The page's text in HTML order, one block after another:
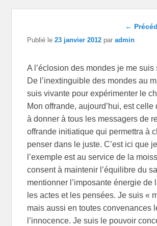
←
Publié le23 janvier 2012 paradmin
A l’éclosion des mondes je me suis
De l’inextinguible des mondes au
suis vivante pour expérimenter le
Mon offrande, aujourd’hui, est celle
à donner à tous les messagers de
offrande initiatique qui permettra à
penser dans le juste. C’est ici que
l’exemple est au service de la
consent à maintenir l’équilibre du
mentionner l’imposante énergie de
les actes et les pensées. Je suis «
mais aussi en toutes convenances
l’innocence. Je suis le pouvoir